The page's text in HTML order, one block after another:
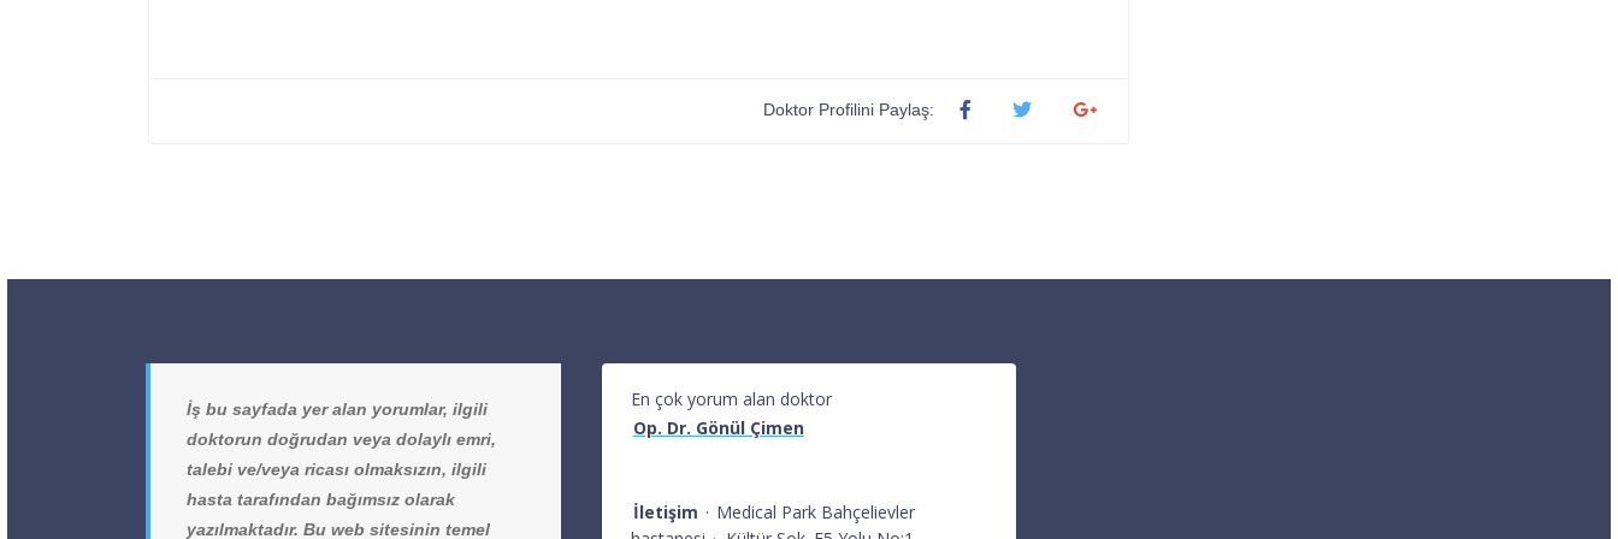
Doktor Profilini Paylaş:
İş bu sayfada yer alan yorumlar, ilgili
doktorun doğrudan veya dolaylı emri,
talebi ve/veya ricası olmaksızın, ilgili
hasta tarafından bağımsız olarak
yazılmaktadır. Bu web sitesinin temel
En çok yorum alan doktor
Op. Dr. Gönül Çimen
İletişim · Medical Park Bahçelievler